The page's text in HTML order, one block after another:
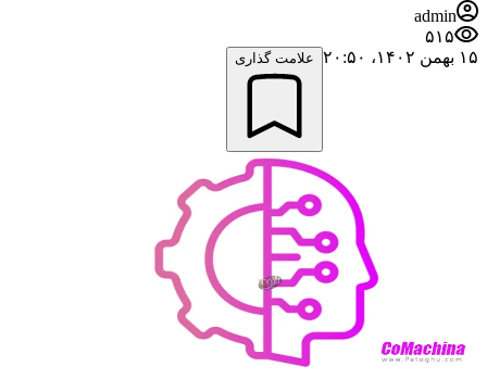
admin
۵۱۵
۱۵ بهمن ۱۴۰۲،‏ ۲۰:۵۰
علامت گذاری